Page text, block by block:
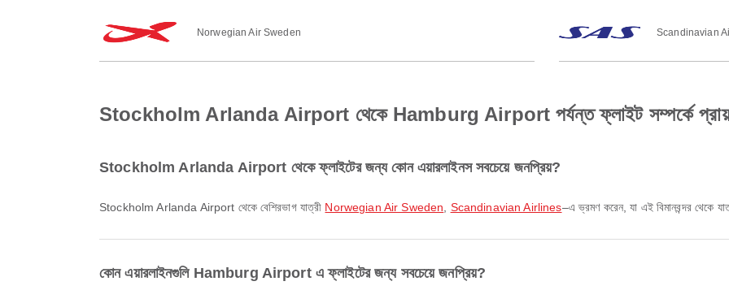
Norwegian Air Sweden Scandinavian
Stockholm Arlanda Airport থেকে Hamburg Airport পর্যন্ত ফ্লাইট সম্পর্কে প্রায়শই
Stockholm Arlanda Airport থেকে ফ্লাইটের জন্য কোন এয়ারলাইনস সবচেয়ে জনপ্রিয়?
Stockholm Arlanda Airport থেকে বেশিরভাগ যাত্রী Norwegian Air Sweden Scandinavian Airlines–এ ভ্রমণ করেন, যা এই বিমানবন্দর থেকে
কোন এয়ারলাইনগুলি Hamburg Airport এ ফ্লাইটের জন্য সবচেয়ে জনপ্রিয়?